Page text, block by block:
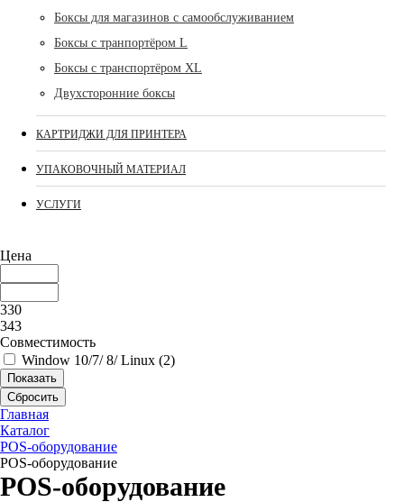
Боксы для магазинов с самообслуживанием
Боксы с транпортёром L
Боксы с транспортёром XL
Двухсторонние боксы
КАРТРИДЖИ ДЛЯ ПРИНТЕРА
УПАКОВОЧНЫЙ МАТЕРИАЛ
УСЛУГИ
Цена
330
343
Совместимость
Window 10/7/ 8/ Linux (2)
Показать
Сбросить
Главная
Каталог
POS-оборудование
POS-оборудование
POS-оборудование